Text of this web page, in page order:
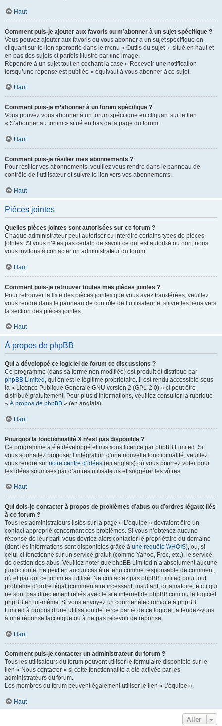
Haut
Comment puis-je ajouter aux favoris ou m’abonner à un sujet spécifique ?
Vous pouvez ajouter aux favoris ou vous abonner à un sujet spécifique en
cliquant sur le lien approprié dans le menu « Outils du sujet », situé en haut et
en bas des sujets et parfois illustré par une image.
Répondre à un sujet tout en cochant la case « Recevoir une notification
lorsqu’une réponse est publiée » équivaut à vous abonner à ce sujet.
Haut
Comment puis-je m’abonner à un forum spécifique ?
Vous pouvez vous abonner à un forum spécifique en cliquant sur le lien
« S’abonner au forum » situé en bas de la page du forum.
Haut
Comment puis-je résilier mes abonnements ?
Pour résilier vos abonnements, veuillez vous rendre dans le panneau de
contrôle de l’utilisateur et suivre le lien vers vos abonnements.
Haut
Pièces jointes
Quelles pièces jointes sont autorisées sur ce forum ?
Chaque administrateur peut autoriser ou interdire certains types de pièces
jointes. Si vous n’êtes pas certain de savoir ce qui est autorisé ou non, nous
vous invitons à contacter un administrateur du forum.
Haut
Comment puis-je retrouver toutes mes pièces jointes ?
Pour retrouver la liste des pièces jointes que vous avez transférées, veuillez
vous rendre dans le panneau de contrôle de l’utilisateur et suivre les liens vers
la section des pièces jointes.
Haut
À propos de phpBB
Qui a développé ce logiciel de forum de discussions ?
Ce programme (dans sa forme non modifiée) est produit et distribué par
phpBB Limited , qui en est le légitime propriétaire. Il est rendu accessible sous
la « Licence Publique Générale GNU version 2 (GPL-2.0) » et peut être
distribué gratuitement. Pour plus d’informations, veuillez consulter la rubrique
« À propos de phpBB » (en anglais).
Haut
Pourquoi la fonctionnalité X n’est pas disponible ?
Ce programme a été développé et mis sous licence par phpBB Limited. Si
vous souhaitez proposer l’intégration d’une nouvelle fonctionnalité, veuillez
vous rendre sur notre centre d’idées (en anglais) où vous pourrez voter pour
les idées soumises par d’autres utilisateurs et suggérer les vôtres.
Haut
Qui dois-je contacter à propos de problèmes d’abus ou d’ordres légaux liés
à ce forum ?
Tous les administrateurs listés sur la page « L’équipe » devraient être un
contact approprié concernant ces problèmes. Si vous n’obtenez aucune
réponse de leur part, vous devriez alors contacter le propriétaire du domaine
(dont les informations sont disponibles grâce à une requête WHOIS), ou, si
celui-ci fonctionne sur un service gratuit (comme Yahoo, Free, etc.), le service
de gestion des abus. Veuillez noter que phpBB Limited n’a absolument aucune
juridiction et ne peut en aucun cas être tenu comme responsable de comment,
où et par qui ce forum est utilisé. Ne contactez pas phpBB Limited pour tout
problème d’ordre légal (commentaire incessant, insultant, diffamatoire, etc.) qui
ne sont pas directement reliés avec le site internet de phpBB.com ou le logiciel
phpBB en lui-même. Si vous envoyez un courrier électronique à phpBB
Limited à propos d’une utilisation de tierce partie de ce logiciel, attendez-vous
à une réponse laconique ou à ne pas recevoir de réponse.
Haut
Comment puis-je contacter un administrateur du forum ?
Tous les utilisateurs du forum peuvent utiliser le formulaire disponible sur le
lien « Nous contacter » si cette fonctionnalité a été activée par les
administrateurs du forum.
Les membres du forum peuvent également utiliser le lien « L’équipe ».
Haut
Aller